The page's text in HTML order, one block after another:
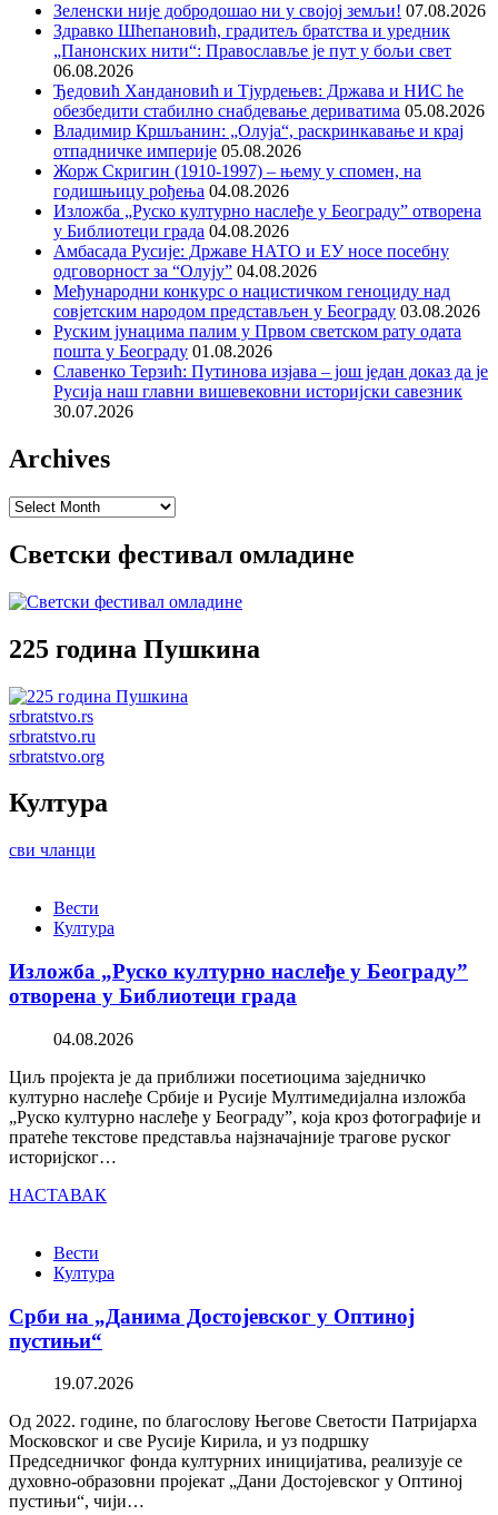
Зеленски није добродошао ни у својој земљи! 07.08.2026
Здравко Шћепановић, градитељ братства и уредник
„Панонских нити“: Православље је пут у бољи свет
06.08.2026
Ђедовић Хандановић и Тјурдењев: Држава и НИС ће
обезбедити стабилно снабдевање дериватима 05.08.2026
Владимир Кршљанин: „Олуја“, раскринкавање и крај
отпадничке империје 05.08.2026
Жорж Скригин (1910-1997) – њему у спомен, на
годишњицу рођења 04.08.2026
Изложба „Руско културно наслеђе у Београду” отворена
у Библиотеци града 04.08.2026
Амбасада Русије: Државе НАТО и ЕУ носе посебну
одговорност за “Олују” 04.08.2026
Међународни конкурс о нацистичком геноциду над
совјетским народом представљен у Београду 03.08.2026
Руским јунацима палим у Првом светском рату одата
пошта у Београду 01.08.2026
Славенко Терзић: Путинова изјава – још један доказ да је
Русија наш главни вишевековни историјски савезник
30.07.2026
Archives
Archives
Светски фестивал омладине
225 година Пушкина
srbratstvo.rs
srbratstvo.ru
srbratstvo.org
Култура
сви чланци
Вести
Култура
Изложба „Руско културно наслеђе у Београду”
отворена у Библиотеци града
04.08.2026
Циљ пројекта је да приближи посетиоцима заједничко
културно наслеђе Србије и Русије Мултимедијална изложба
„Руско културно наслеђе у Београду”, која кроз фотографије и
пратеће текстове представља најзначајније трагове руског
историјског…
НАСТАВАК
Вести
Култура
Срби на „Данима Достојевског у Оптиној
пустињи“
19.07.2026
Од 2022. године, по благослову Његове Светости Патријарха
Московског и све Русије Кирила, и уз подршку
Председничког фонда културних иницијатива, реализује се
духовно-образовни пројекат „Дани Достојевског у Оптиној
пустињи“, чији…